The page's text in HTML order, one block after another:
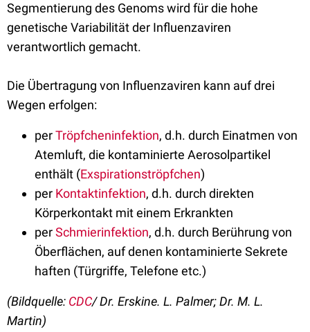
Segmentierung des Genoms wird für die hohe
genetische Variabilität der Influenzaviren
verantwortlich gemacht.
Die Übertragung von Influenzaviren kann auf drei
Wegen erfolgen:
perTröpfcheninfektion, d.h. durch Einatmen von
Atemluft, die kontaminierte Aerosolpartikel
enthält (Exspirationströpfchen)
per Kontaktinfektion, d.h. durch direkten
Körperkontakt mit einem Erkrankten
perSchmierinfektion, d.h. durch Berührung von
Öberflächen, auf denen kontaminierte Sekrete
haften (Türgriffe, Telefone etc.)
(Bildquelle: CDC/ Dr. Erskine. L. Palmer; Dr. M. L.
Martin)